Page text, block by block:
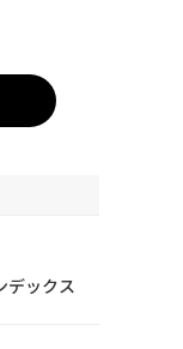
ックス